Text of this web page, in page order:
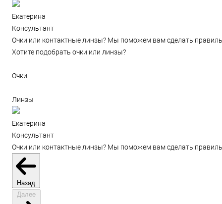
Екатерина
Консультант
Очки или контактные линзы? Мы поможем вам сделать
Хотите подобрать очки или линзы?
Очки
Линзы
Екатерина
Консультант
Очки или контактные линзы? Мы поможем вам сделать
Назад
Далее